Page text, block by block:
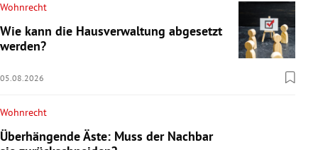
Wohnrecht
Wie kann die Hausverwaltung abgesetzt
werden?
05.08.2026
Wohnrecht
Überhängende Äste: Muss der Nachbar